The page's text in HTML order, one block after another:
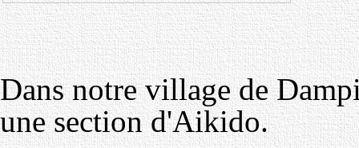
Dans notre village de
une section d'Aikido.